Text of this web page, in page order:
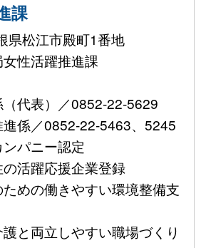
課
松江市殿町1番地
性活躍推進課
代表）／0852-22-5629
係／0852-22-5463、5245
パニー認定
活躍応援企業登録
の働きやすい環境整備支
両立しやすい職場づくり